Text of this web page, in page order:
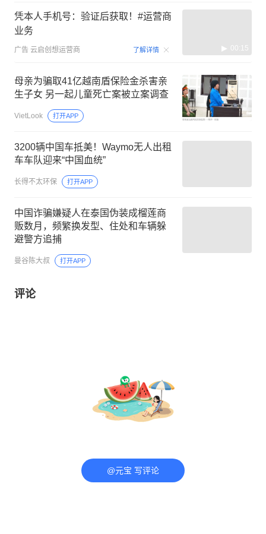
凭本人手机号：验证后获取！#运营商
业务
广告 云启创想运营商 了解详情 00:15
母亲为骗取41亿越南盾保险金杀害亲
生子女 另一起儿童死亡案被立案调查
VietLook 打开APP
3200辆中国车抵美！Waymo无人出租
车车队迎来“中国血统”
长得不太环保 打开APP
中国诈骗嫌疑人在泰国伪装成榴莲商
贩数月，频繁换发型、住处和车辆躲
避警方追捕
曼谷陈大叔 打开APP
评论
@元宝 写评论